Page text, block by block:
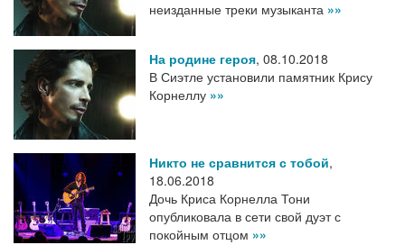
неизданные треки музыканта »»
На родине героя, 08.10.2018
В Сиэтле установили памятник Крису
Корнеллу »»
Никто не сравнится с тобой,
18.06.2018
Дочь Криса Корнелла Тони
опубликовала в сети свой дуэт с
покойным отцом »»